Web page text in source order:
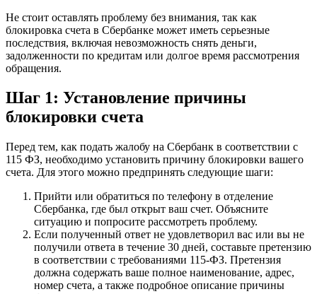
Не стоит оставлять проблему без внимания, так как
блокировка счета в Сбербанке может иметь серьезные
последствия, включая невозможность снять деньги,
задолженности по кредитам или долгое время рассмотрения
обращения.
Шаг 1: Установление причины
блокировки счета
Перед тем, как подать жалобу на Сбербанк в соответствии с
115 ФЗ, необходимо установить причину блокировки вашего
счета. Для этого можно предпринять следующие шаги:
Прийти или обратиться по телефону в отделение
Сбербанка, где был открыт ваш счет. Объясните
ситуацию и попросите рассмотреть проблему.
Если полученный ответ не удовлетворил вас или вы не
получили ответа в течение 30 дней, составьте претензию
в соответствии с требованиями 115-ФЗ. Претензия
должна содержать ваше полное наименование, адрес,
номер счета, а также подробное описание причины